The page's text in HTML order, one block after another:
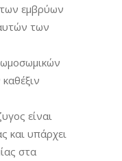
εμβρύων
των
είναι
και υπάρχει
στα